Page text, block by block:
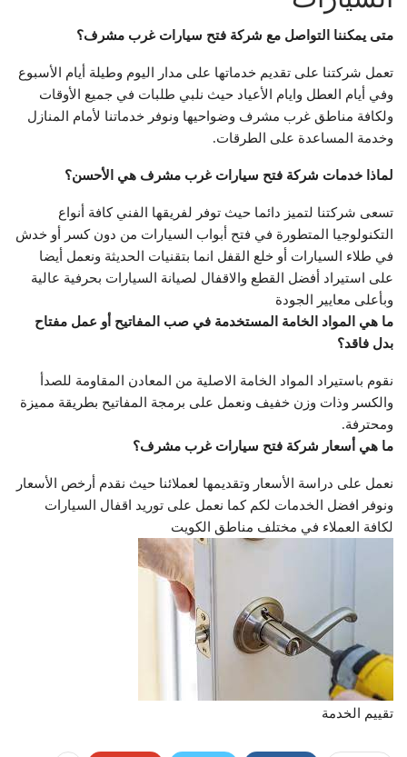
متى يمكننا التواصل مع شركة فتح سيارات غرب مشرف؟
تعمل شركتنا على تقديم خدماتها على مدار اليوم وطيلة أيام الأسبوع
وفي أيام العطل وايام الأعياد حيث نلبي طلبات في جميع الأوقات
ولكافة مناطق غرب مشرف وضواحيها ونوفر خدماتنا لأمام المنازل
وخدمة المساعدة على الطرقات.
لماذا خدمات شركة فتح سيارات غرب مشرف هي الأحسن؟
تسعى شركتنا لتميز دائما حيث توفر لفريقها الفني كافة أنواع
التكنولوجيا المتطورة في فتح أبواب السيارات من دون كسر أو خدش
في طلاء السيارات أو خلع القفل انما بتقنيات الحديثة ونعمل أيضا
على استيراد أفضل القطع والاقفال لصيانة السيارات بحرفية عالية
وبأعلى معايير الجودة
ما هي المواد الخامة المستخدمة في صب المفاتيح أو عمل مفتاح
بدل فاقد؟
نقوم باستيراد المواد الخامة الاصلية من المعادن المقاومة للصدأ
والكسر وذات وزن خفيف ونعمل على برمجة المفاتيح بطريقة مميزة
ومحترفة.
ما هي أسعار شركة فتح سيارات غرب مشرف؟
نعمل على دراسة الأسعار وتقديمها لعملائنا حيث نقدم أرخص الأسعار
ونوفر افضل الخدمات لكم كما نعمل على توريد اقفال السيارات
لكافة العملاء في مختلف مناطق الكويت
تقييم الخدمة